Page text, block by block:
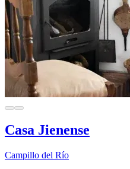
Casa Jienense
Campillo del Río